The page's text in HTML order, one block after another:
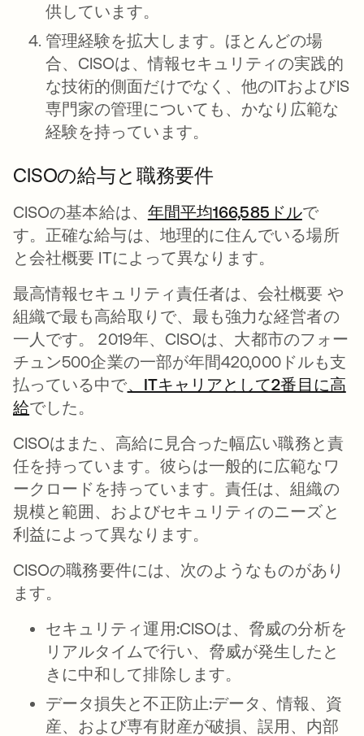
供しています。
管理経験を拡大します。ほとんどの場
合、CISOは、情報セキュリティの実践的
な技術的側面だけでなく、他のITおよびIS
専門家の管理についても、かなり広範な
経験を持っています。
CISOの給与と職務要件
CISOの基本給は、 年間平均166,585ドル新しい
で
す。正確な給与は、地理的に住んでいる場所
と会社概要 ITによって異なります。
最高情報セキュリティ責任者は、会社概要 や
組織で最も高給取りで、最も強力な経営者の
一人です。 2019年、CISOは、大都市のフォー
チュン500企業の一部が年間420,000ドルも支
払っている中で、ITキャリアとして2番目に高
給新しいタブで開く
でした。
CISOはまた、高給に見合った幅広い職務と責
任を持っています。彼らは一般的に広範なワ
ークロードを持っています。責任は、組織の
規模と範囲、およびセキュリティのニーズと
利益によって異なります。
CISOの職務要件には、次のようなものがあり
ます。
セキュリティ運用:CISOは、脅威の分析を
リアルタイムで行い、脅威が発生したと
きに中和して排除します。
データ損失と不正防止:データ、情報、資
産、および専有財産が破損、誤用、内部